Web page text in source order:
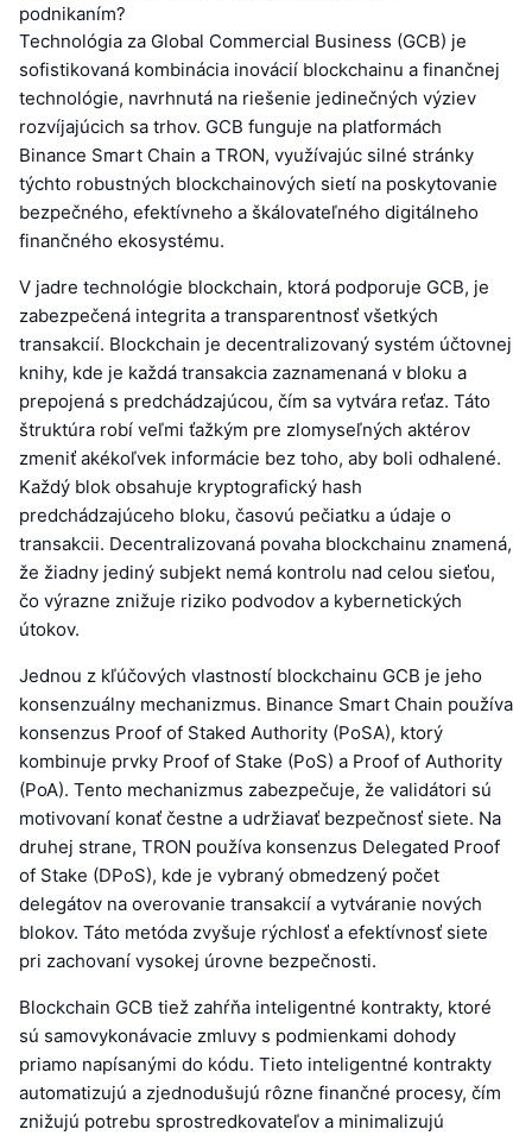
podnikaním?
Technológia za Global Commercial Business (GCB) je
sofistikovaná kombinácia inovácií blockchainu a finančnej
technológie, navrhnutá na riešenie jedinečných výziev
rozvíjajúcich sa trhov. GCB funguje na platformách
Binance Smart Chain a TRON, využívajúc silné stránky
týchto robustných blockchainových sietí na poskytovanie
bezpečného, efektívneho a škálovateľného digitálneho
finančného ekosystému.
V jadre technológie blockchain, ktorá podporuje GCB, je
zabezpečená integrita a transparentnosť všetkých
transakcií. Blockchain je decentralizovaný systém účtovnej
knihy, kde je každá transakcia zaznamenaná v bloku a
prepojená s predchádzajúcou, čím sa vytvára reťaz. Táto
štruktúra robí veľmi ťažkým pre zlomyseľných aktérov
zmeniť akékoľvek informácie bez toho, aby boli odhalené.
Každý blok obsahuje kryptografický hash
predchádzajúceho bloku, časovú pečiatku a údaje o
transakcii. Decentralizovaná povaha blockchainu znamená,
že žiadny jediný subjekt nemá kontrolu nad celou sieťou,
čo výrazne znižuje riziko podvodov a kybernetických
útokov.
Jednou z kľúčových vlastností blockchainu GCB je jeho
konsenzuálny mechanizmus. Binance Smart Chain používa
konsenzus Proof of Staked Authority (PoSA), ktorý
kombinuje prvky Proof of Stake (PoS) a Proof of Authority
(PoA). Tento mechanizmus zabezpečuje, že validátori sú
motivovaní konať čestne a udržiavať bezpečnosť siete. Na
druhej strane, TRON používa konsenzus Delegated Proof
of Stake (DPoS), kde je vybraný obmedzený počet
delegátov na overovanie transakcií a vytváranie nových
blokov. Táto metóda zvyšuje rýchlosť a efektívnosť siete
pri zachovaní vysokej úrovne bezpečnosti.
Blockchain GCB tiež zahŕňa inteligentné kontrakty, ktoré
sú samovykonávacie zmluvy s podmienkami dohody
priamo napísanými do kódu. Tieto inteligentné kontrakty
automatizujú a zjednodušujú rôzne finančné procesy, čím
znižujú potrebu sprostredkovateľov a minimalizujú